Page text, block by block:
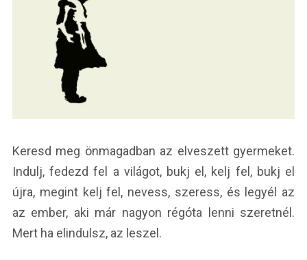
Keresd meg önmagadban az elveszett gyermeket.
Indulj, fedezd fel a világot, bukj el, kelj fel, bukj el
újra, megint kelj fel, nevess, szeress, és legyél az
az ember, aki már nagyon régóta lenni szeretnél.
Mert ha elindulsz, az leszel.